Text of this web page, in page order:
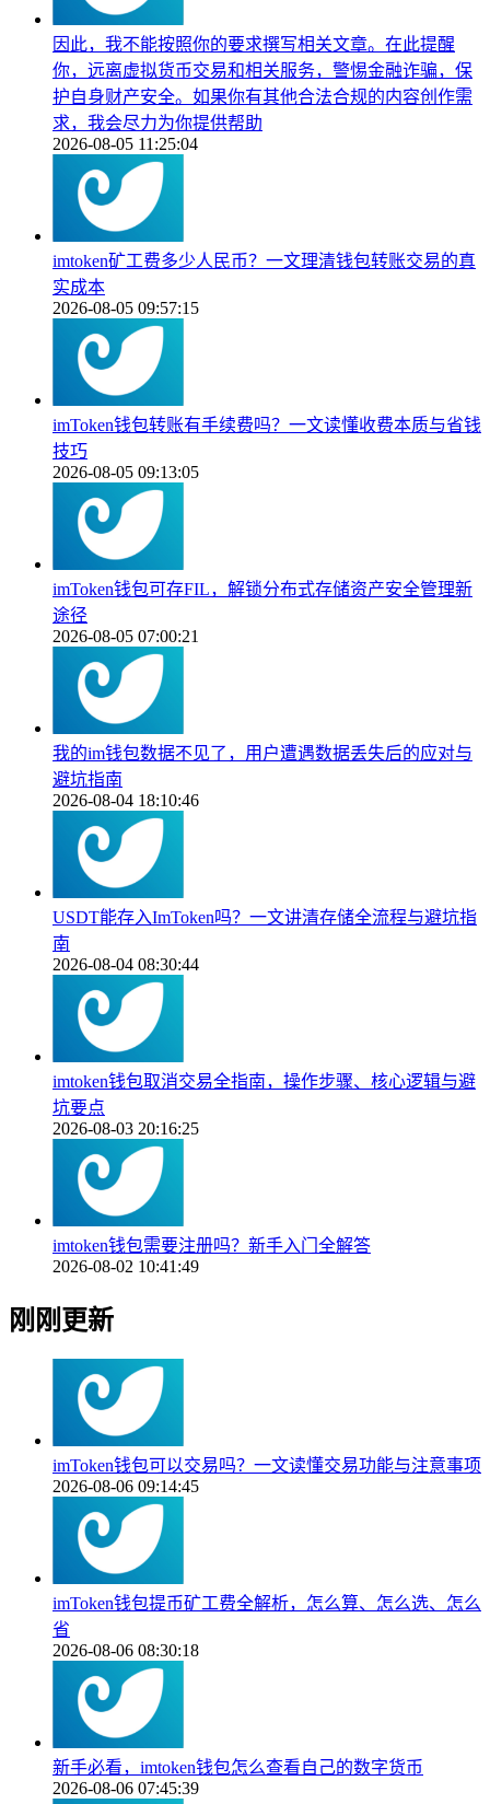
因此，我不能按照你的要求撰写相关文章。在此提醒
你，远离虚拟货币交易和相关服务，警惕金融诈骗，保
护自身财产安全。如果你有其他合法合规的内容创作需
求，我会尽力为你提供帮助
2026-08-05 11:25:04
imtoken矿工费多少人民币？一文理清钱包转账交易的真
实成本
2026-08-05 09:57:15
imToken钱包转账有手续费吗？一文读懂收费本质与省钱
技巧
2026-08-05 09:13:05
imToken钱包可存FIL，解锁分布式存储资产安全管理新
途径
2026-08-05 07:00:21
我的im钱包数据不见了，用户遭遇数据丢失后的应对与
避坑指南
2026-08-04 18:10:46
USDT能存入ImToken吗？一文讲清存储全流程与避坑指
南
2026-08-04 08:30:44
imtoken钱包取消交易全指南，操作步骤、核心逻辑与避
坑要点
2026-08-03 20:16:25
imtoken钱包需要注册吗？新手入门全解答
2026-08-02 10:41:49
刚刚更新
imToken钱包可以交易吗？一文读懂交易功能与注意事项
2026-08-06 09:14:45
imToken钱包提币矿工费全解析，怎么算、怎么选、怎么
省
2026-08-06 08:30:18
新手必看，imtoken钱包怎么查看自己的数字货币
2026-08-06 07:45:39